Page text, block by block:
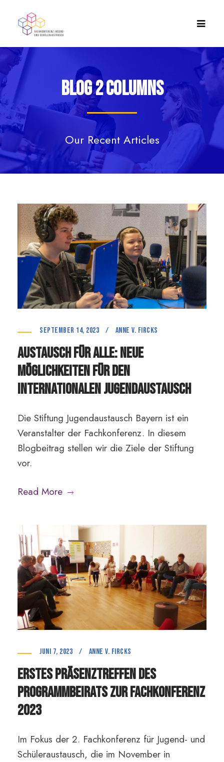
Blog 2 Columns
Our Recent Articles
September 14, 2023 / anne v. Fircks
Austausch für alle: Neue
Möglichkeiten für den
internationalen Jugendaustausch
Die Stiftung Jugendaustausch Bayern ist ein
Veranstalter der Fachkonferenz. In diesem
Blogbeitrag stellen wir die Ziele der Stiftung
vor.
Read More
Juni 7, 2023 / anne v. Fircks
Erstes Präsenztreffen des
Programmbeirats zur Fachkonferenz
2023
Im Fokus der 2. Fachkonferenz für Jugend- und
Schüleraustausch, die im November in